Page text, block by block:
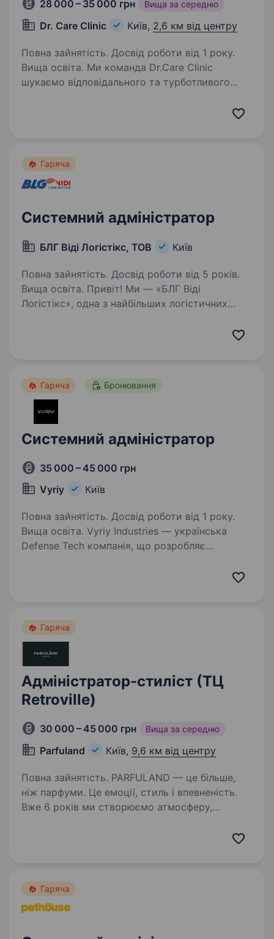
28 000 – 35 000 грн Вища за середню
Dr. Care Clinic Київ, 2,6 км від центру
Повна зайнятість. Досвід роботи від 1 року.
Вища освіта. Ми команда Dr.Care Clinic
шукаємо відповідального та турботливого
Гаряча
Системний адміністратор
БЛГ Віді Логістікс, ТОВ Київ
Повна зайнятість. Досвід роботи від 5 років.
Вища освіта. Привіт! Ми — «БЛГ Віді
Логістікс», одна з найбільших логістичних
працює в Україні. Наша команда будує сучасні
Гаряча Бронювання
Системний адміністратор
35 000 – 45 000 грн
Vyriy
Київ
Повна зайнятість. Досвід роботи від 1 року.
Вища освіта. Vyriy Industries — українська
Defense Tech компанія, що розробляє
роботи в реальних бойових умовах для понад
Гаряча
Адміністратор-стиліст (ТЦ
Retroville)
30 000 – 45 000 грн Вища за середню
Parfuland Київ, 9,6 км від центру
Повна зайнятість. PARFULAND — це більше,
ніж парфуми. Це емоції, стиль і впевненість.
Вже 6 років ми створюємо атмосферу,
Гаряча